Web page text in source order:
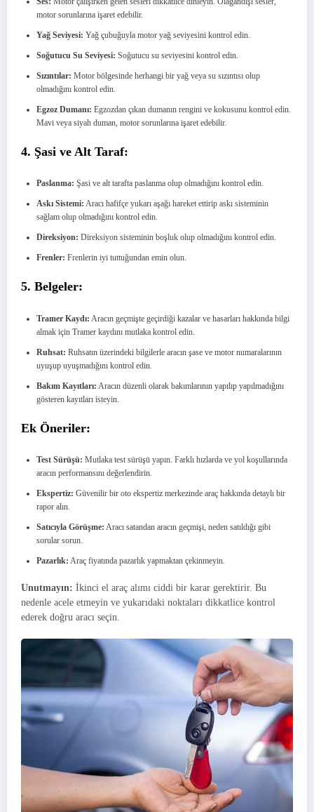
motor sorunlarına işaret edebilir.
Yağ Seviyesi: Yağ çubuğuyla motor yağ seviyesini kontrol edin.
Soğutucu Su Seviyesi: Soğutucu su seviyesini kontrol edin.
Sızıntılar: Motor bölgesinde herhangi bir yağ veya su sızıntısı olup
olmadığını kontrol edin.
Egzoz Dumanı: Egzozdan çıkan dumanın rengini ve kokusunu kontrol edin.
Mavi veya siyah duman, motor sorunlarına işaret edebilir.
4. Şasi ve Alt Taraf:
Paslanma: Şasi ve alt tarafta paslanma olup olmadığını kontrol edin.
Askı Sistemi: Aracı hafifçe yukarı aşağı hareket ettirip askı sisteminin
sağlam olup olmadığını kontrol edin.
Direksiyon: Direksiyon sisteminin boşluk olup olmadığını kontrol edin.
Frenler: Frenlerin iyi tuttuğundan emin olun.
5. Belgeler:
Tramer Kaydı: Aracın geçmişte geçirdiği kazalar ve hasarları hakkında bilgi
almak için Tramer kaydını mutlaka kontrol edin.
Ruhsat: Ruhsatın üzerindeki bilgilerle aracın şase ve motor numaralarının
uyuşup uyuşmadığını kontrol edin.
Bakım Kayıtları: Aracın düzenli olarak bakımlarının yapılıp yapılmadığını
gösteren kayıtları isteyin.
Ek Öneriler:
Test Sürüşü: Mutlaka test sürüşü yapın. Farklı hızlarda ve yol koşullarında
aracın performansını değerlendirin.
Ekspertiz: Güvenilir bir oto ekspertiz merkezinde araç hakkında detaylı bir
rapor alın.
Satıcıyla Görüşme: Aracı satandan aracın geçmişi, neden satıldığı gibi
sorular sorun.
Pazarlık: Araç fiyatında pazarlık yapmaktan çekinmeyin.
Unutmayın: İkinci el araç alımı ciddi bir karar gerektirir. Bu
nedenle acele etmeyin ve yukarıdaki noktaları dikkatlice kontrol
ederek doğru aracı seçin.